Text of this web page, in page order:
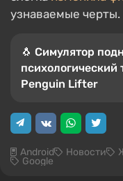
узнаваемые черты.
🐧 Симулятор
Penguin Lifter
Android Новости
Google